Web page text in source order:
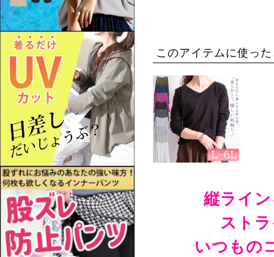
このアイテムに使っ
縦ライ
スト
いつもの